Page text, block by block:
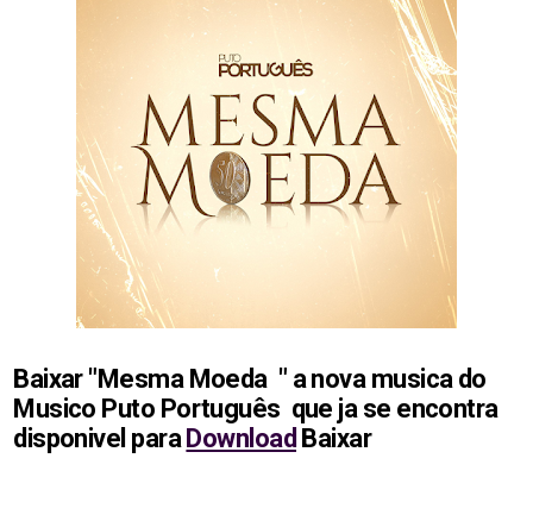
Baixar "Mesma Moeda " a nova musica do
Musico Puto Português que ja se encontra
disponivel paraDownload Baixar